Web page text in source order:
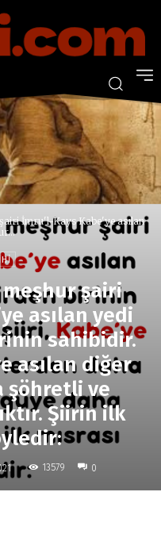
İmru'l-Kays Kabe'ye asılan
şairi
asılan yedi
sahibidir.
asılan diğer
şöhretli ve
Şiirin ilk
13579 0